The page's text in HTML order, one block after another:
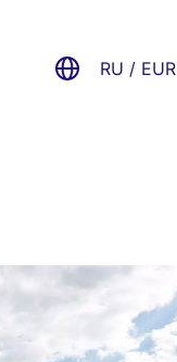
RU / EUR